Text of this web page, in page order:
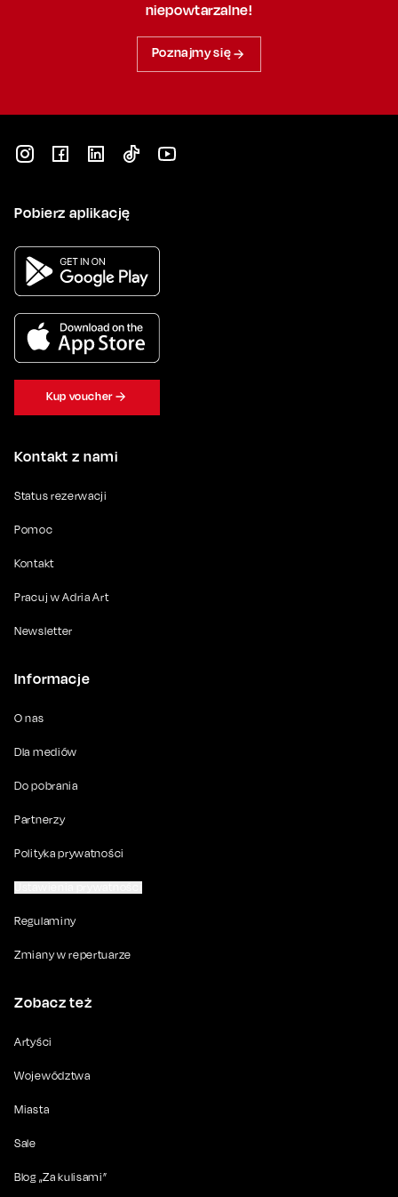
niepowtarzalne!
Poznajmy się
Kontakt z nami
Status rezerwacji
Pomoc
Kontakt
Pracuj w Adria Art
Newsletter
Informacje
O nas
Dla mediów
Do pobrania
Partnerzy
Polityka prywatności
Regulaminy
Zmiany w repertuarze
Zobacz też
Artyści
Województwa
Miasta
Sale
Blog „Za kulisami”
Pobierz aplikację
Kup voucher